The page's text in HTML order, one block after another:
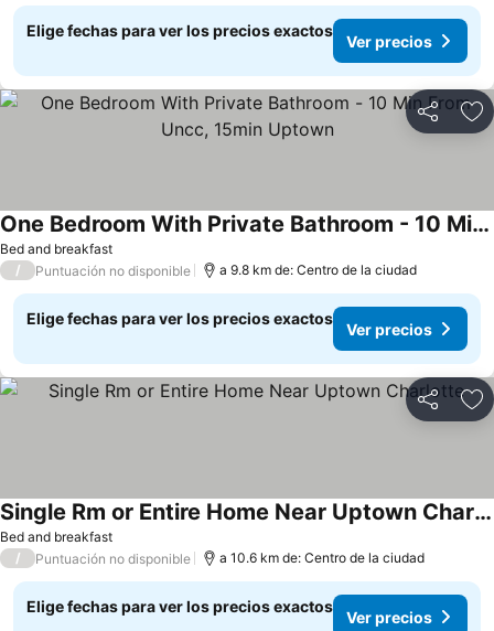
Elige fechas para ver los precios exactos
Ver precios
Compartir
Bed and breakfast
One Bedroom With Private Bathroom - 10 Min From Uncc, 15min Uptown
/ Puntuación no disponible a 9.8 km de: Centro de la ciudad
Elige fechas para ver los precios exactos
Ver precios
Compartir
Bed and breakfast
Single Rm or Entire Home Near Uptown Charlotte
/ Puntuación no disponible a 10.6 km de: Centro de la ciudad
Elige fechas para ver los precios exactos
Ver precios